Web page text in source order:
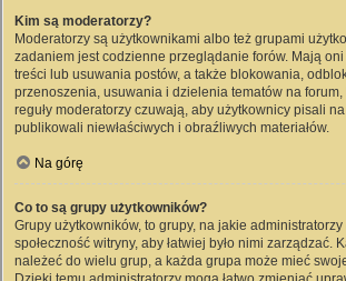
Kim są moderatorzy?
Moderatorzy są użytkownikami albo też grupami
zadaniem jest codzienne przeglądanie forów. Mają
treści lub usuwania postów, a także blokowania,
przenoszenia, usuwania i dzielenia tematów na
reguły moderatorzy czuwają, aby użytkownicy pisali
publikowali niewłaściwych i obraźliwych materiałów.
Na górę
Co to są grupy użytkowników?
Grupy użytkowników, to grupy, na jakie administratorzy
społeczność witryny, aby łatwiej było nimi zarządzać.
należeć do wielu grup, a każda grupa może mieć